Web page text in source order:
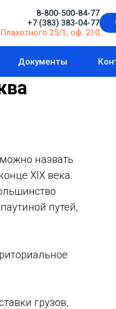
8-800-500-84-77
+7 (383) 383-04-77
25/1, оф. 210
Документы
назвать
XIX века.
путей,
грузов,